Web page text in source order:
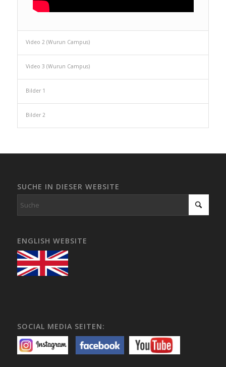
Video 2 (Wurun Campus)
Video 3 (Wurun Campus)
Bilder 1
Bilder 2
SUCHE IN DIESER WEBSITE
ENGLISH WEBSITE
SOCIAL MEDIA SEITEN: